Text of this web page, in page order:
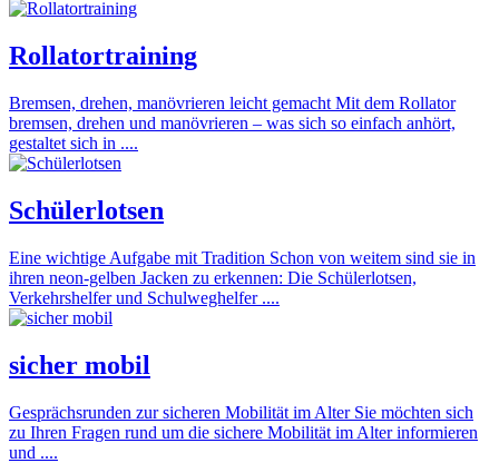
Rollatortraining
Bremsen, drehen, manövrieren leicht gemacht Mit dem Rollator
bremsen, drehen und manövrieren – was sich so einfach anhört,
gestaltet sich in ....
Schülerlotsen
Eine wichtige Aufgabe mit Tradition Schon von weitem sind sie in
ihren neon-gelben Jacken zu erkennen: Die Schülerlotsen,
Verkehrshelfer und Schulweghelfer ....
sicher mobil
Gesprächsrunden zur sicheren Mobilität im Alter Sie möchten sich
zu Ihren Fragen rund um die sichere Mobilität im Alter informieren
und ....